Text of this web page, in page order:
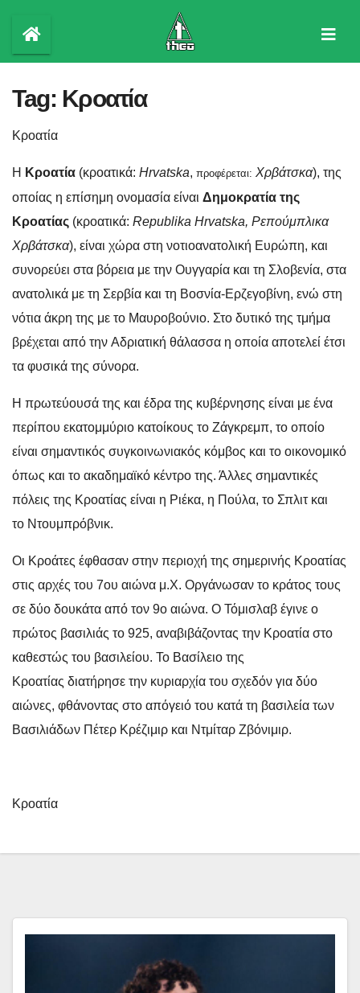
content
Tag: Κροατία
Κροατία
Η Κροατία (κροατικά: Hrvatska, προφέρεται: Χρβάτσκα), της
οποίας η επίσημη ονομασία είναι Δημοκρατία της
Κροατίας (κροατικά: Republika Hrvatska, Ρεπούμπλικα
Χρβάτσκα), είναι χώρα στη νοτιοανατολική Ευρώπη, και
συνορεύει στα βόρεια με την Ουγγαρία και τη Σλοβενία, στα
ανατολικά με τη Σερβία και τη Βοσνία-Ερζεγοβίνη, ενώ στη
νότια άκρη της με το Μαυροβούνιο. Στο δυτικό της τμήμα
βρέχεται από την Αδριατική θάλασσα η οποία αποτελεί έτσι
τα φυσικά της σύνορα.
Η πρωτεύουσά της και έδρα της κυβέρνησης είναι με ένα
περίπου εκατομμύριο κατοίκους το Ζάγκρεμπ, το οποίο
είναι σημαντικός συγκοινωνιακός κόμβος και το οικονομικό
όπως και το ακαδημαϊκό κέντρο της. Άλλες σημαντικές
πόλεις της Κροατίας είναι η Ριέκα, η Πούλα, το Σπλιτ και
το Ντουμπρόβνικ.
Οι Κροάτες έφθασαν στην περιοχή της σημερινής Κροατίας
στις αρχές του 7ου αιώνα μ.Χ. Οργάνωσαν το κράτος τους
σε δύο δουκάτα από τον 9ο αιώνα. Ο Τόμισλαβ έγινε ο
πρώτος βασιλιάς το 925, αναβιβάζοντας την Κροατία στο
καθεστώς του βασιλείου. Το Βασίλειο της
Κροατίας διατήρησε την κυριαρχία του σχεδόν για δύο
αιώνες, φθάνοντας στο απόγειό του κατά τη βασιλεία των
Βασιλιάδων Πέτερ Κρέζιμιρ και Ντμίταρ Ζβόνιμιρ.
Κροατία